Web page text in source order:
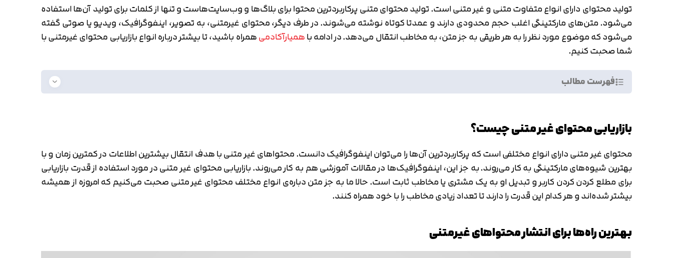
تولید محتوای دارای انواع متفاوت متنی و غیر متنی است. تولید محتوای متنی پرکاربردترین محتوا برای بلاگ‌ها و وب‌سایت‌هاست و تنها از کلمات برای تولید آن‌ها استفاده
می‌شود. متن‌های مارکتینگی اغلب حجم محدودی دارند و عمدتا کوتاه نوشته می‌شوند. در طرف دیگر، محتوای غیرمتنی، به تصویر، اینفوگرافیک، ویدیو یا صوتی گفته
می‌شود که موضوع مورد نظر را به هر طریقی به جز متن، به مخاطب انتقال می‌دهد. در ادامه باهمیارآکادمیهمراه باشید، تا بیشتر درباره انواع بازاریابی محتوای غیرمتنی با
شما صحبت کنیم.
فهرست مطالب
بازاریابی محتوای غیر متنی چیست؟
محتوای غیر متنی دارای انواع مختلفی است که پرکاربردترین آن‌ها را می‌توان اینفوگرافیک دانست. محتواهای غیر متنی با هدف انتقال بیشترین اطلاعات در کمترین زمان و با
بهترین شیوه‌های مارکتینگی به کار می‌روند. به جز این، اینفوگرافیک‌ها در مقالات آموزشی هم به کار می‌روند. بازاریابی محتوای غیر متنی در مورد استفاده از قدرت بازاریابی
برای مطلع کردن کردن کاربر و تبدیل او به یک مشتری یا مخاطب ثابت است. حالا ما به جز متن دباره‌ی انواع مختلف محتوای غیر متنی صحبت می‌‌کنیم که امروزه از همیشه
بیشتر شده‌اند و هر کدام این قدرت را دارند تا تعداد زیادی مخاطب را با خود همراه کنند.
بهترین راه‌ها برای انتشار محتواهای غیرمتنی